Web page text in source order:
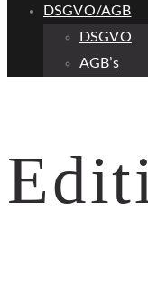
DSGVO/AGB
DSGVO
AGB’s